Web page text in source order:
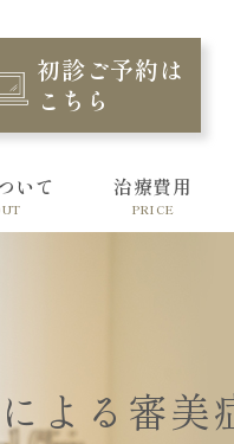
初診ご予約は
こちら
いて 治療費用
PRICE
よる審美